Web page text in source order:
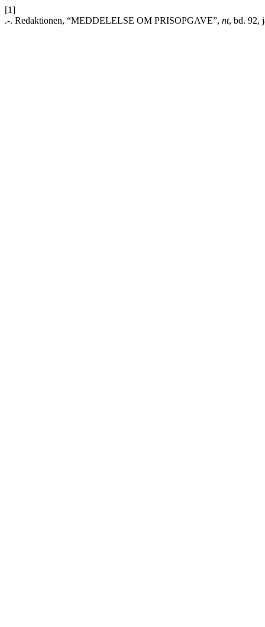
[1]
.-. Redaktionen, “MEDDELELSE OM PRISOPGAVE”, nt, bd. 92,